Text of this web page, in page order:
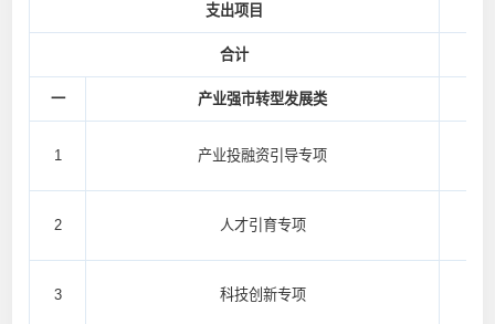
支出项目
合计
一 产业强市转型发展类
1 产业投融资引导专项
2 人才引育专项
3 科技创新专项